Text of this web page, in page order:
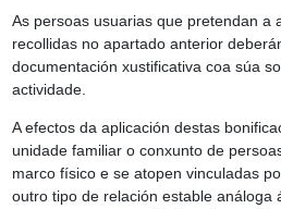
As persoas usuarias que pretendan a
recollidas no apartado anterior
documentación xustificativa coa súa
actividade.
A efectos da aplicación destas
unidade familiar o conxunto de
marco físico e se atopen vinculadas
outro tipo de relación estable análoga